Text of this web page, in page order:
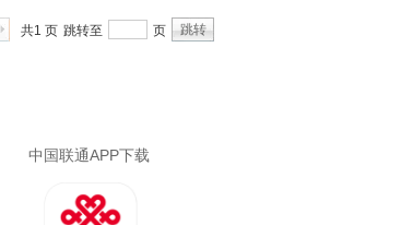
共1 页 跳转至 页 跳转
中国联通APP下载